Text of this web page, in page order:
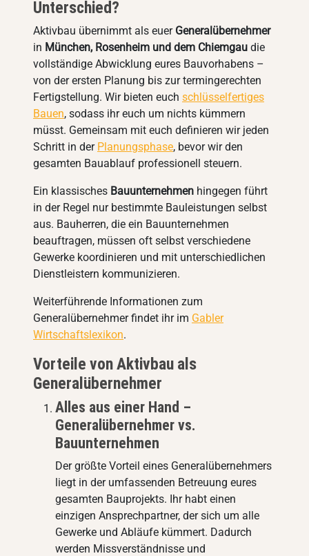
Unterschied?
Aktivbau übernimmt als euer Generalübernehmer
in München, Rosenheim und dem Chiemgau die
vollständige Abwicklung eures Bauvorhabens –
von der ersten Planung bis zur termingerechten
Fertigstellung. Wir bieten euch schlüsselfertiges
Bauen, sodass ihr euch um nichts kümmern
müsst. Gemeinsam mit euch definieren wir jeden
Schritt in der Planungsphase, bevor wir den
gesamten Bauablauf professionell steuern.
Ein klassisches Bauunternehmen hingegen führt
in der Regel nur bestimmte Bauleistungen selbst
aus. Bauherren, die ein Bauunternehmen
beauftragen, müssen oft selbst verschiedene
Gewerke koordinieren und mit unterschiedlichen
Dienstleistern kommunizieren.
Weiterführende Informationen zum
Generalübernehmer findet ihr im Gabler
Wirtschaftslexikon.
Vorteile von Aktivbau als
Generalübernehmer
Alles aus einer Hand –
Generalübernehmer vs.
Bauunternehmen
Der größte Vorteil eines Generalübernehmers
liegt in der umfassenden Betreuung eures
gesamten Bauprojekts. Ihr habt einen
einzigen Ansprechpartner, der sich um alle
Gewerke und Abläufe kümmert. Dadurch
werden Missverständnisse und